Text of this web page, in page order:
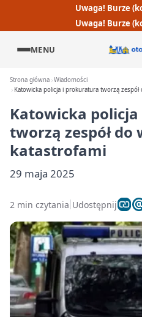
Uwaga! Burze
Uwaga! Burze
MENU
Strona główna Wiadomości
Katowicka policja i prokuratura tworzą
Katowicka
tworzą zespół do
katastrofami
29 maja 2025
2 min czytania Udostępnij